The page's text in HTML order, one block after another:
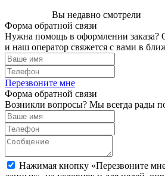
Вы недавно смотрели
Форма обратной связи
Нужна помощь в оформлении заказа?
и наш оператор свяжется с вами в
Перезвоните мне
Форма обратной связи
Возникли вопросы? Мы всегда рады
Нажимая кнопку «Перезвоните